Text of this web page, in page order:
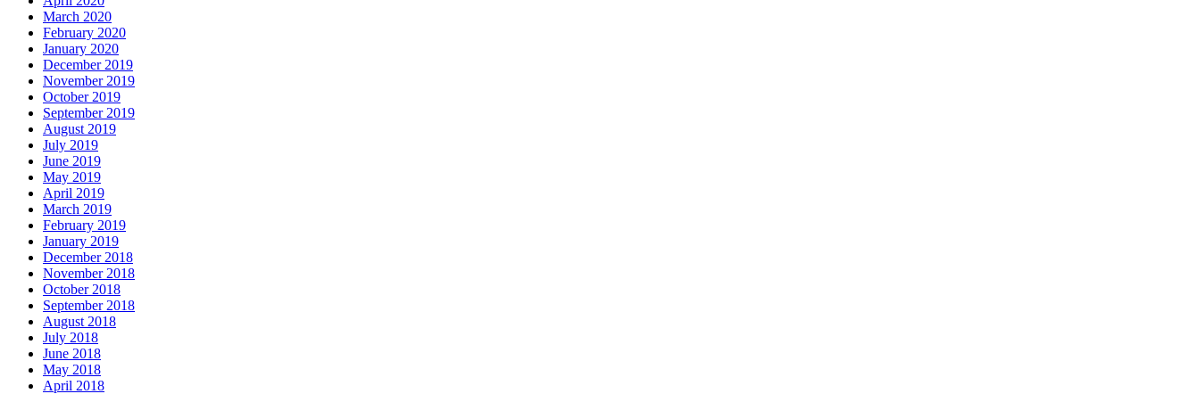
March 2020
February 2020
January 2020
December 2019
November 2019
October 2019
September 2019
August 2019
July 2019
June 2019
May 2019
April 2019
March 2019
February 2019
January 2019
December 2018
November 2018
October 2018
September 2018
August 2018
July 2018
June 2018
May 2018
April 2018